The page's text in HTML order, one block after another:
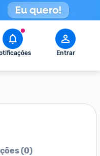
Entrar
(0)